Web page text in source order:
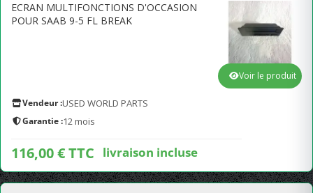
ECRAN MULTIFONCTIONS D'OCCASION
POUR SAAB 9-5 FL BREAK
Vendeur :USED WORLD PARTS
Garantie :12 mois
116,00 € TTC livraison incluse
Voir le produit